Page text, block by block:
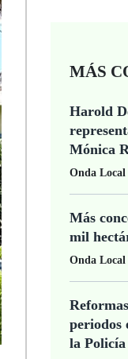
MÁS
Harold
Mónica
Onda Local
Más
mil
Onda Local
periodos
la Policía